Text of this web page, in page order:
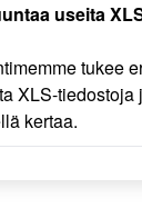
useita
tukee
XLS-tiedostoja
kertaa.